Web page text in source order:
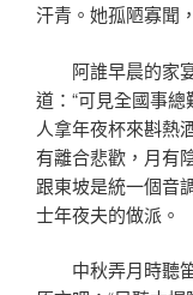
汗青。她孤陋寡聞
阿誰早晨的家
道：“可見全國事
人拿年夜杯來斟熱
有離合悲歡，月有
跟東坡是統一個音
士年夜夫的做派。
中秋弄月時聽